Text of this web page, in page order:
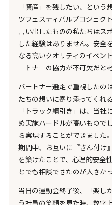
「資産」を残したい、とい
ツフェスティバルプロジェク
言い出したものの私たちはス
した経験はありません。安全
なる高いクオリティのイベン
ートナーの協力が不可欠だと
パートナー選定で重視したの
たちの想いに寄り添ってくれ
「トラック綱引き」は、当
め実施ハードルが高いもので
ら実現することができました
期間中、お互いに『さん付け
を築けたことで、心理的安全
とでも相談できたのが大きか
当日の運動会終了後、「楽し
う社員の笑顔を見た時、数字